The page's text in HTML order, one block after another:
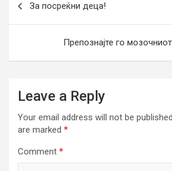
navigation
За посреќни деца!
Препознајте го
Leave a Reply
Your email address will not be
are marked *
Comment *